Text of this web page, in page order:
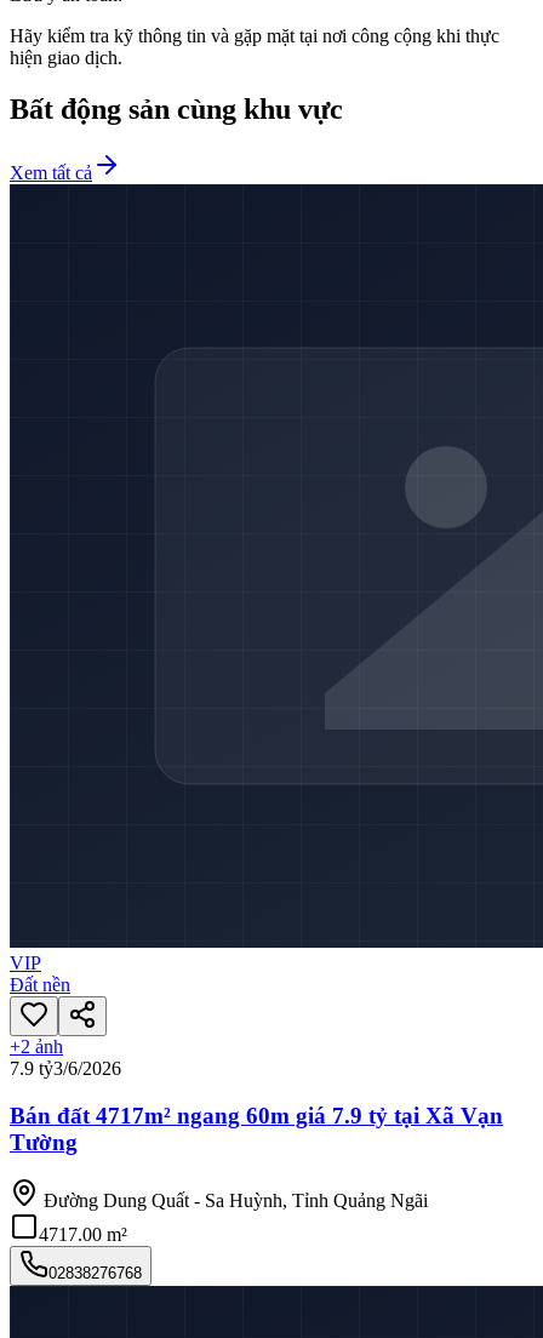
Hãy kiểm tra kỹ thông tin và gặp mặt tại nơi công cộng khi thực
hiện giao dịch.
Bất động sản cùng khu vực
Xem tất cả
VIP
Đất nền
+2 ảnh
7.9 tỷ3/6/2026
Bán đất 4717m² ngang 60m giá 7.9 tỷ tại Xã Vạn
Tường
Đường Dung Quất - Sa Huỳnh, Tỉnh Quảng Ngãi
4717.00 m²
02838276768